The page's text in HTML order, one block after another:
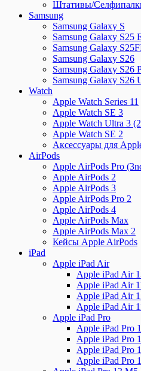
Штативы/
Samsung
Samsung Galaxy S
Samsung Galaxy S25
Samsung Galaxy
Samsung Galaxy S26
Samsung Galaxy S26
Samsung Galaxy S26
Watch
Apple Watch Series 11
Apple Watch SE 3
Apple Watch Ultra 3
Apple Watch SE 2
Аксессуары для
AirPods
Apple AirPods Pro
Apple AirPods 2
Apple AirPods 3
Apple AirPods Pro 2
Apple AirPods 4
Apple AirPods Max
Apple AirPods Max 2
Кейсы Apple AirPods
iPad
Apple iPad Air
Apple iPad Air
Apple iPad Air
Apple iPad Air
Apple iPad Air
Apple iPad Pro
Apple iPad Pro
Apple iPad Pro
Apple iPad Pro
Apple iPad Pro